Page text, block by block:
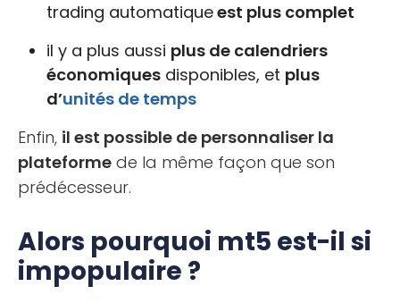
trading automatiqueest plus complet
il y a plus aussi plus de calendriers
économiques disponibles, et plus
d’unités de temps
Enfin, il est possible de personnaliser la
plateforme de la même façon que son
prédécesseur.
Alors pourquoi mt5 est-il si
impopulaire ?